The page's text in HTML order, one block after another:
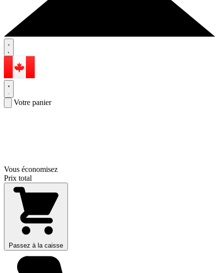
Votre panier
Vous économisez
Prix total
Passez à la caisse